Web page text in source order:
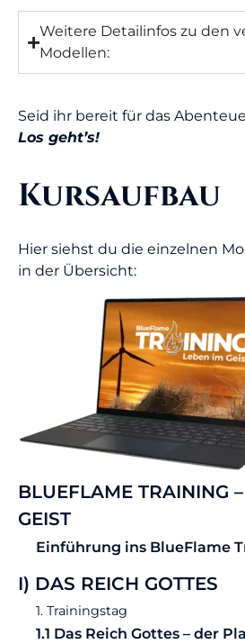
Weitere Detailinfos zu den
Modellen:
Seid ihr bereit für das
Los geht’s!
Kursaufbau
Hier siehst du die einzelnen
in der Übersicht:
BLUEFLAME TRAINING
GEIST
Einführung ins BlueFlame
I) DAS REICH GOTTES
1. Trainingstag
1.1 Das Reich Gottes – der